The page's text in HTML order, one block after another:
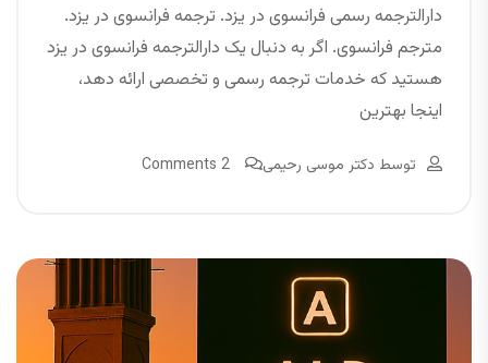
دارالترجمه رسمی فرانسوی در یزد. ترجمه فرانسوی در یزد.
مترجم فرانسوی. اگر به دنبال یک دارالترجمه فرانسوی در یزد
هستید که خدمات ترجمه رسمی و تخصصی ارائه دهد،
اینجا بهترین
توسط دکتر موسی رحیمی 2 Comments